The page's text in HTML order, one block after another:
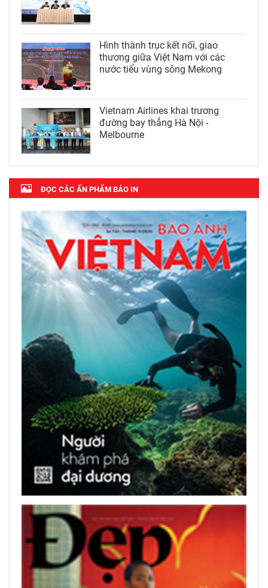
Hình thành trục kết nối, giao
thương giữa Việt Nam với các
nước tiểu vùng sông Mekong
Vietnam Airlines khai trương
đường bay thẳng Hà Nội -
Melbourne
ĐỌC CÁC ẤN PHẨM BÁO IN